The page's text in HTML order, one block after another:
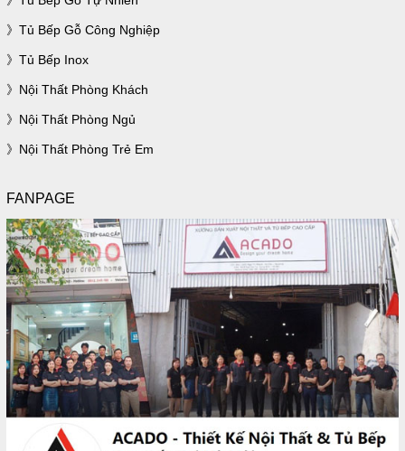
Tủ Bếp Gỗ Công Nghiệp
Tủ Bếp Inox
Nội Thất Phòng Khách
Nội Thất Phòng Ngủ
Nội Thất Phòng Trẻ Em
FANPAGE